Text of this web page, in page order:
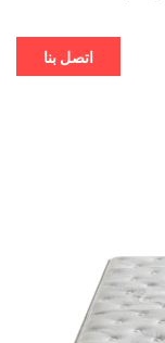
اتصل بنا